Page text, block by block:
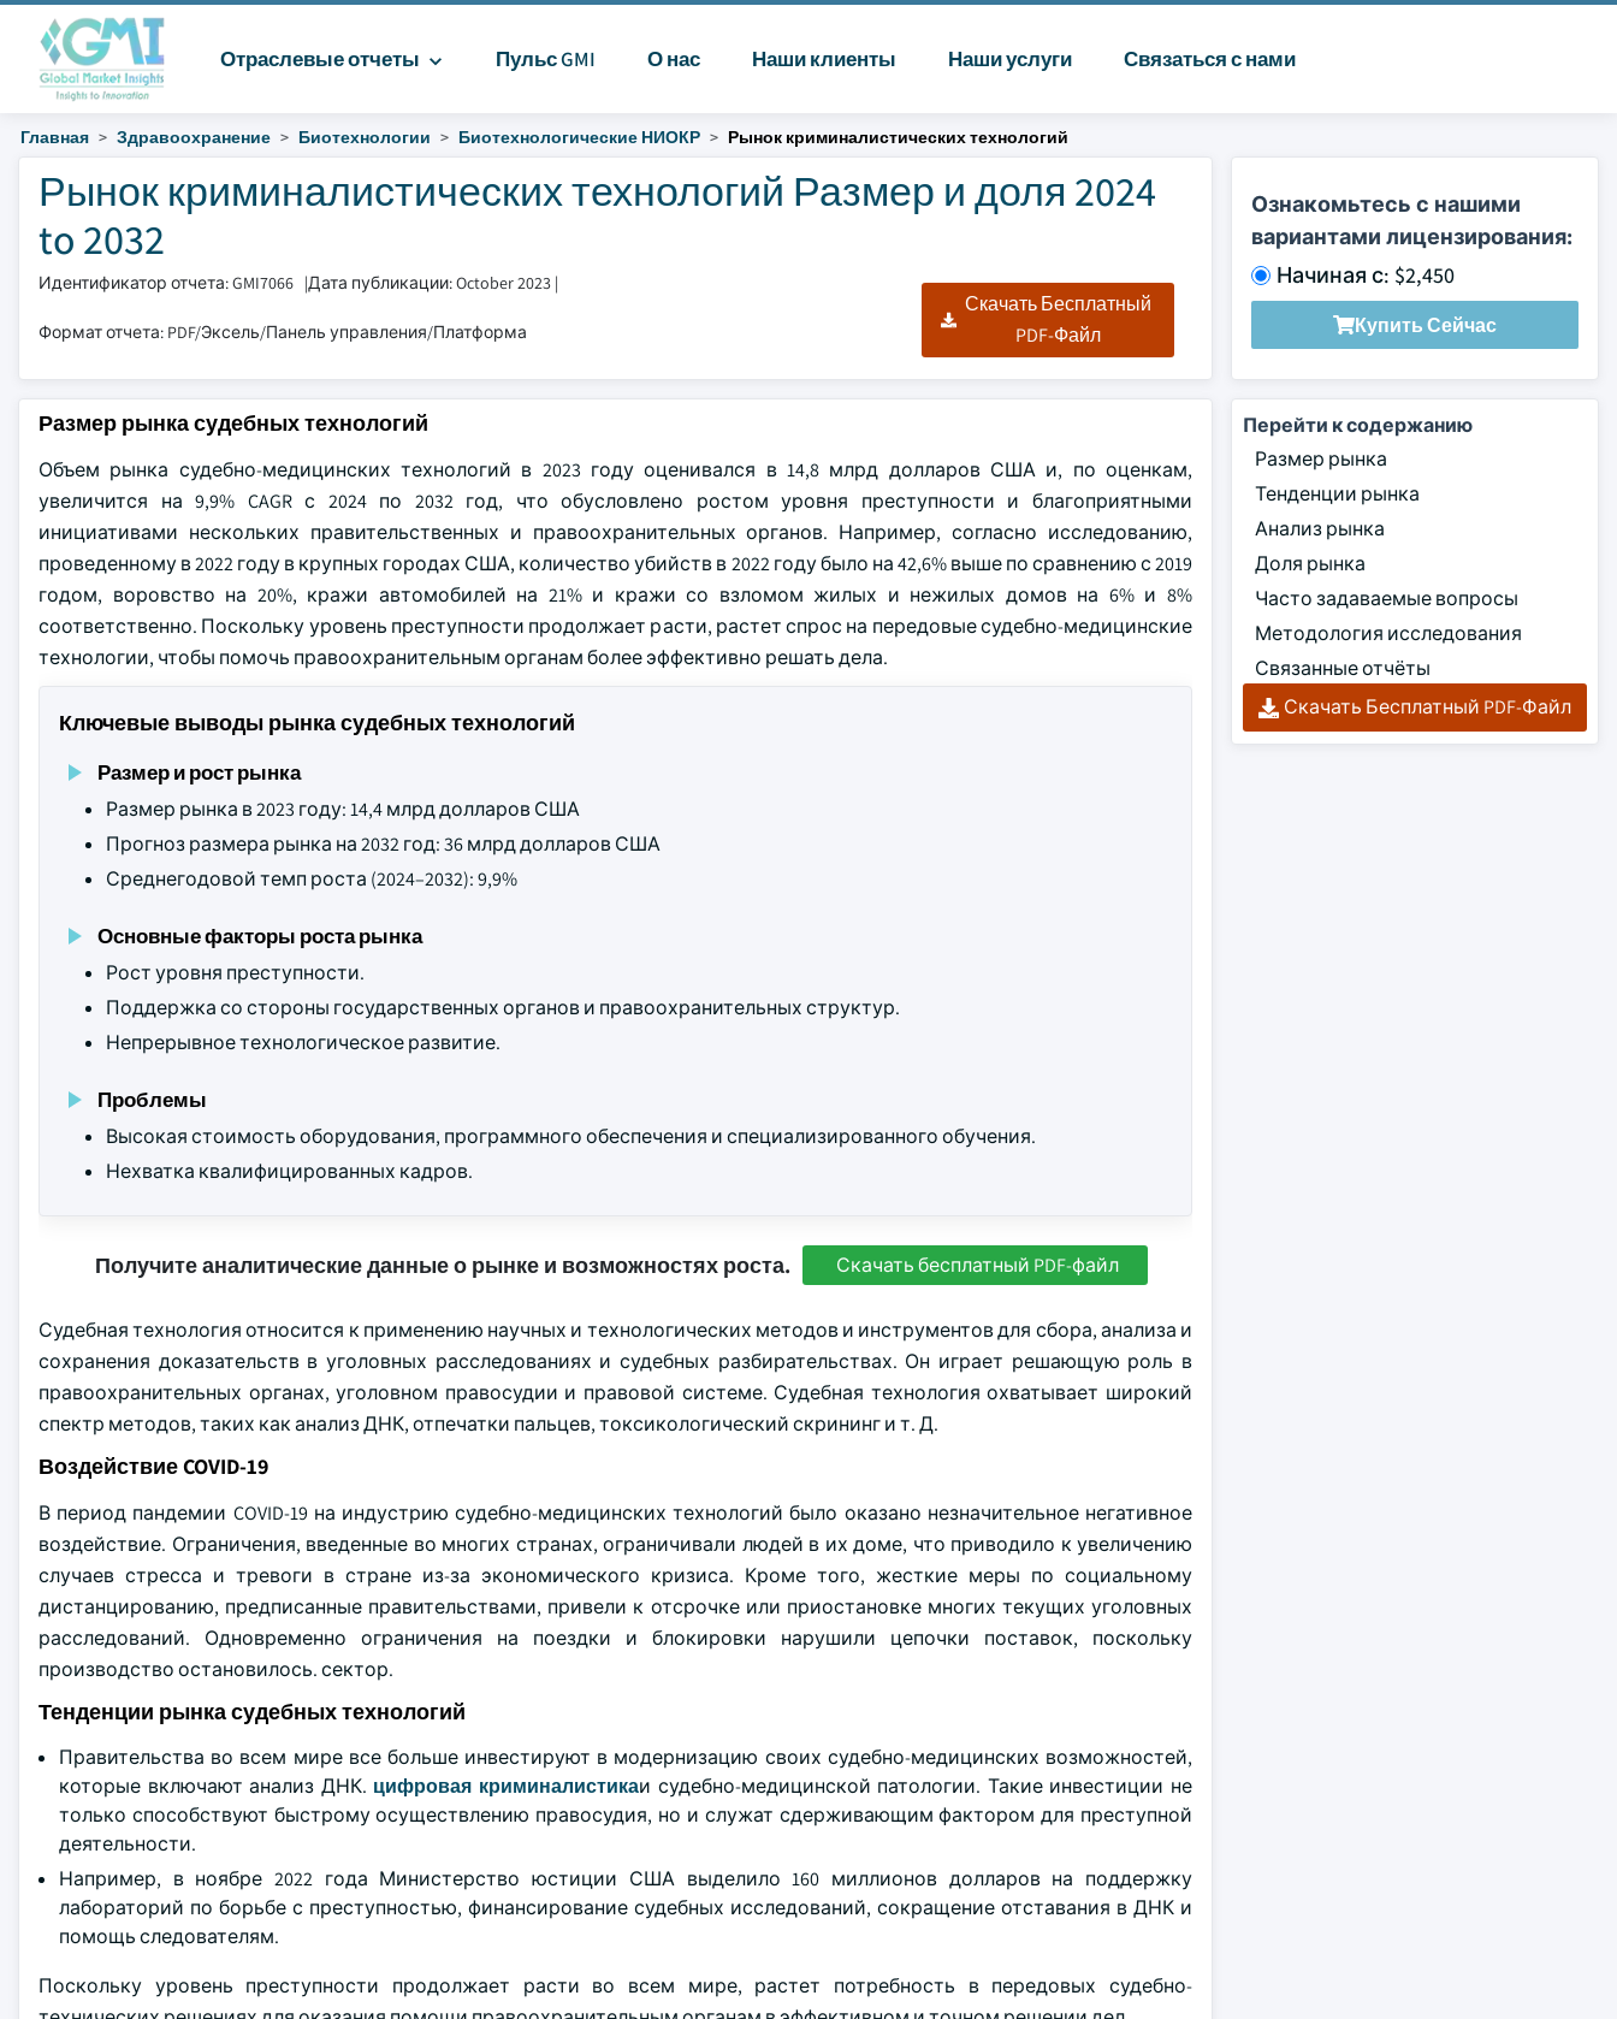
Отраслевые отчеты Пульс GMI О нас Наши клиенты Наши услуги Связаться с нами
Главная Здравоохранение Биотехнологии Биотехнологические НИОКР Рынок криминалистических технологий
Рынок криминалистических технологий Размер и доля 2024
to 2032
Идентификатор отчета: GMI7066 |Дата публикации: October 2023 |
Формат отчета: PDF/Эксель/Панель управления/Платформа
Скачать Бесплатный
PDF-Файл
Ознакомьтесь с нашими
вариантами лицензирования:
Начиная с: $2,450
Купить Сейчас
Размер рынка судебных технологий
Объем рынка судебно-медицинских технологий в 2023 году оценивался в 14,8 млрд долларов США и, по оценкам,
увеличится на 9,9% CAGR с 2024 по 2032 год, что обусловлено ростом уровня преступности и благоприятными
инициативами нескольких правительственных и правоохранительных органов. Например, согласно исследованию,
проведенному в 2022 году в крупных городах США, количество убийств в 2022 году было на 42,6% выше по сравнению с 2019
годом, воровство на 20%, кражи автомобилей на 21% и кражи со взломом жилых и нежилых домов на 6% и 8%
соответственно. Поскольку уровень преступности продолжает расти, растет спрос на передовые судебно-медицинские
технологии, чтобы помочь правоохранительным органам более эффективно решать дела.
Ключевые выводы рынка судебных технологий
Размер и рост рынка
Размер рынка в 2023 году: 14,4 млрд долларов США
Прогноз размера рынка на 2032 год: 36 млрд долларов США
Среднегодовой темп роста (2024–2032): 9,9%
Основные факторы роста рынка
Рост уровня преступности.
Поддержка со стороны государственных органов и правоохранительных структур.
Непрерывное технологическое развитие.
Проблемы
Высокая стоимость оборудования, программного обеспечения и специализированного обучения.
Нехватка квалифицированных кадров.
Получите аналитические данные о рынке и возможностях роста. Скачать бесплатный PDF-файл
Судебная технология относится к применению научных и технологических методов и инструментов для сбора, анализа и
сохранения доказательств в уголовных расследованиях и судебных разбирательствах. Он играет решающую роль в
правоохранительных органах, уголовном правосудии и правовой системе. Судебная технология охватывает широкий
спектр методов, таких как анализ ДНК, отпечатки пальцев, токсикологический скрининг и т. Д.
Воздействие COVID-19
В период пандемии COVID-19 на индустрию судебно-медицинских технологий было оказано незначительное негативное
воздействие. Ограничения, введенные во многих странах, ограничивали людей в их доме, что приводило к увеличению
случаев стресса и тревоги в стране из-за экономического кризиса. Кроме того, жесткие меры по социальному
дистанцированию, предписанные правительствами, привели к отсрочке или приостановке многих текущих уголовных
расследований. Одновременно ограничения на поездки и блокировки нарушили цепочки поставок, поскольку
производство остановилось. сектор.
Тенденции рынка судебных технологий
Правительства во всем мире все больше инвестируют в модернизацию своих судебно-медицинских возможностей,
которые включают анализ ДНК. цифровая криминалистикаи судебно-медицинской патологии. Такие инвестиции не
только способствуют быстрому осуществлению правосудия, но и служат сдерживающим фактором для преступной
деятельности.
Например, в ноябре 2022 года Министерство юстиции США выделило 160 миллионов долларов на поддержку
лабораторий по борьбе с преступностью, финансирование судебных исследований, сокращение отставания в ДНК и
помощь следователям.
Поскольку уровень преступности продолжает расти во всем мире, растет потребность в передовых судебно-
Перейти к содержанию
Размер рынка
Тенденции рынка
Анализ рынка
Доля рынка
Часто задаваемые вопросы
Методология исследования
Связанные отчёты
Скачать Бесплатный PDF-Файл